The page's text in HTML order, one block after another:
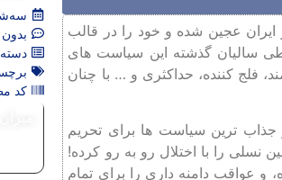
عجین شده و خود را در قالب
طی سالیان گذشته این سیاست ‌های
فلج‌ کننده، حداکثری و … با چنان
جذاب‌ ترین سیاست‌ ها برای تحریم‌
را با اختلال رو به‌ رو کرده!
و عواقب دامنه‌ داری را برای تمام
سه‌شنبه 7
کد